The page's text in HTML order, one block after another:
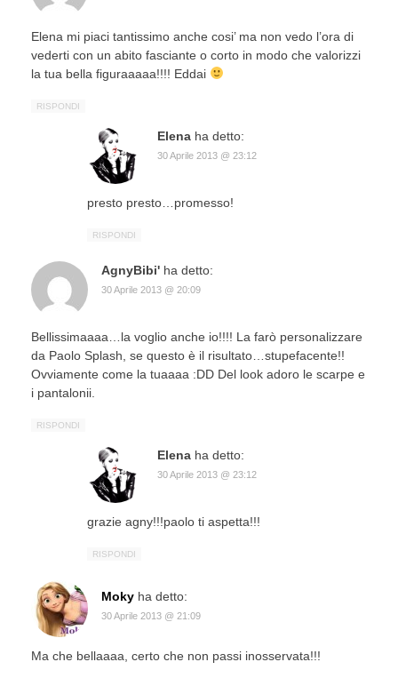
Elena mi piaci tantissimo anche cosi’ ma non vedo l’ora di
vederti con un abito fasciante o corto in modo che valorizzi
la tua bella figuraaaaa!!!! Eddai
RISPONDI
Elena ha detto:
30 Aprile 2013 @ 23:12
presto presto…promesso!
RISPONDI
AgnyBibi' ha detto:
30 Aprile 2013 @ 20:09
Bellissimaaaa…la voglio anche io!!!! La farò personalizzare
da Paolo Splash, se questo è il risultato…stupefacente!!
Ovviamente come la tuaaaa :DD Del look adoro le scarpe e
i pantalonii.
RISPONDI
Elena ha detto:
30 Aprile 2013 @ 23:12
grazie agny!!!paolo ti aspetta!!!
RISPONDI
Moky ha detto:
30 Aprile 2013 @ 21:09
Ma che bellaaaa, certo che non passi inosservata!!!